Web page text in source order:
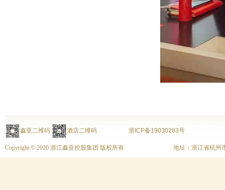
鑫亚二维码 酒店二维码 浙ICP备19030283号
Copyright © 2020 浙江鑫亚控股集团 版权所有 地址：浙江省杭州